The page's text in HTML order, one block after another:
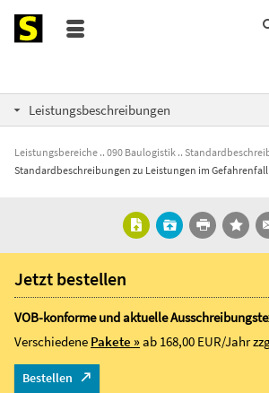
Leistungsbeschreibungen
Leistungsbereiche 090 Baulogistik
Standardbeschreibungen zu Leistungen im Gefahrenfall
Jetzt bestellen
VOB-konforme und aktuelle
Verschiedene Pakete »ab 168,00 EUR/Jahr
Bestellen